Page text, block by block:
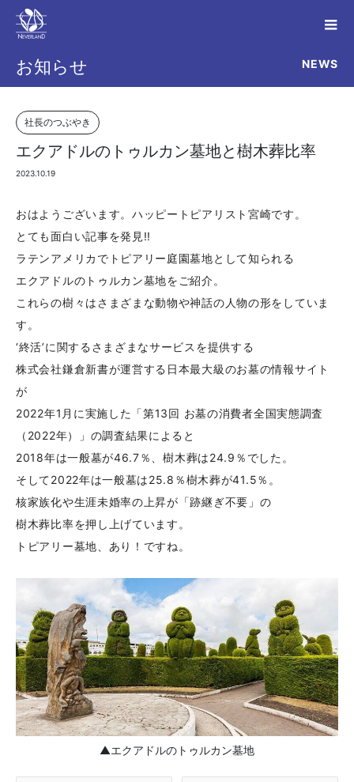
お知らせ NEWS
社長のつぶやき
エクアドルのトゥルカン墓地と樹木葬比率
2023.10.19
おはようございます。ハッピートピアリスト宮崎です。
とても面白い記事を発見!!
ラテンアメリカでトピアリー庭園墓地として知られる
エクアドルのトゥルカン墓地をご紹介。
これらの樹々はさまざまな動物や神話の人物の形をしていま
す。
‘終活’に関するさまざまなサービスを提供する
株式会社鎌倉新書が運営する日本最大級のお墓の情報サイト
が
2022年1月に実施した「第13回 お墓の消費者全国実態調査
（2022年）」の調査結果によると
2018年は一般墓が46.7％、樹木葬は24.9％でした。
そして2022年は一般墓は25.8％樹木葬が41.5％。
核家族化や生涯未婚率の上昇が「跡継ぎ不要」の
樹木葬比率を押し上げています。
トピアリー墓地、あり！ですね。
▲エクアドルのトゥルカン墓地